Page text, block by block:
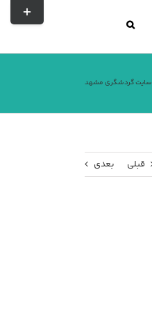
سایت گردشگری مشهد
قبلی بعدی
تغییر
نوار